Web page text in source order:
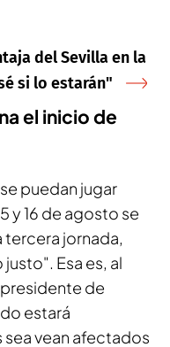
del Sevilla en la
si lo estarán"
el inicio de
puedan jugar
y 16 de agosto se
tercera jornada,
Esa es, al
de
estará
vean afectados